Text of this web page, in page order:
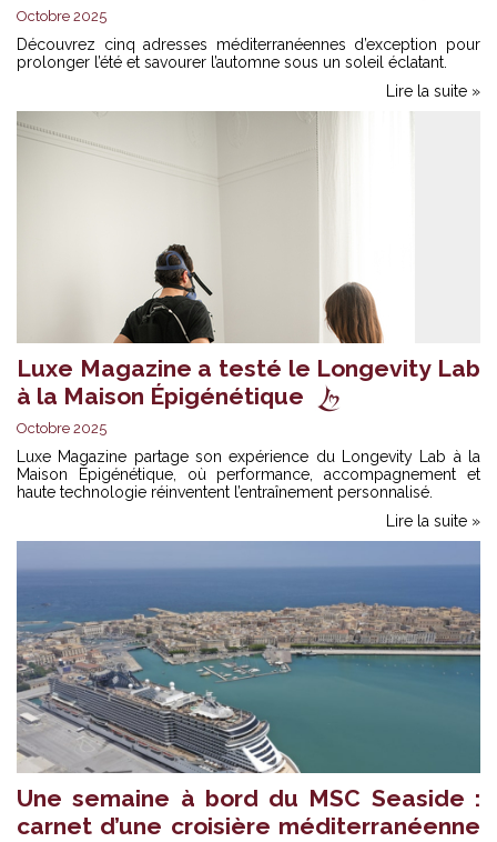
Octobre 2025
Découvrez cinq adresses méditerranéennes d’exception pour
prolonger l’été et savourer l’automne sous un soleil éclatant.
Lire la suite »
Luxe Magazine a testé le Longevity Lab
à la Maison Épigénétique
Octobre 2025
Luxe Magazine partage son expérience du Longevity Lab à la
Maison Épigénétique, où performance, accompagnement et
haute technologie réinventent l’entraînement personnalisé.
Lire la suite »
Une semaine à bord du MSC Seaside :
carnet d’une croisière méditerranéenne